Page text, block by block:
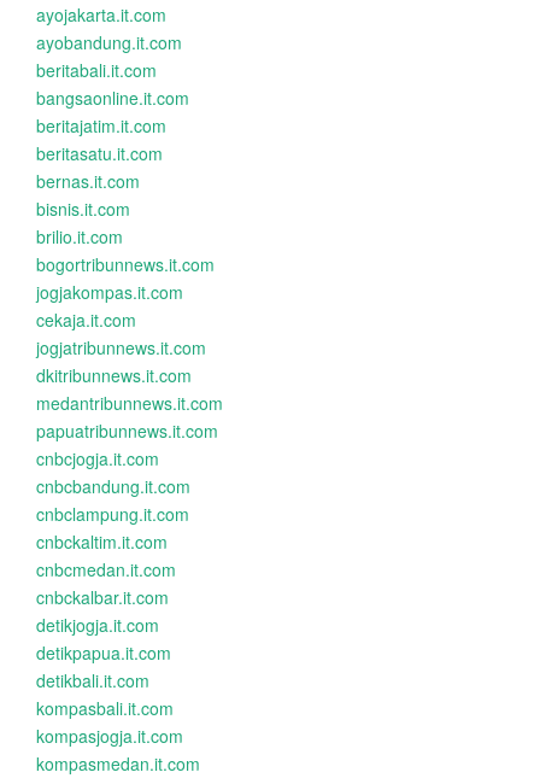
ayojakarta.it.com
ayobandung.it.com
beritabali.it.com
bangsaonline.it.com
beritajatim.it.com
beritasatu.it.com
bernas.it.com
bisnis.it.com
brilio.it.com
bogortribunnews.it.com
jogjakompas.it.com
cekaja.it.com
jogjatribunnews.it.com
dkitribunnews.it.com
medantribunnews.it.com
papuatribunnews.it.com
cnbcjogja.it.com
cnbcbandung.it.com
cnbclampung.it.com
cnbckaltim.it.com
cnbcmedan.it.com
cnbckalbar.it.com
detikjogja.it.com
detikpapua.it.com
detikbali.it.com
kompasbali.it.com
kompasjogja.it.com
kompasmedan.it.com